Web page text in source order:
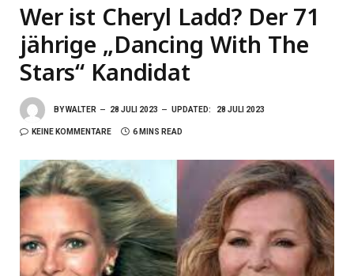
Wer ist Cheryl Ladd? Der 71
jährige „Dancing With The
Stars“ Kandidat
BYWALTER 28 JULI 2023 UPDATED: 28 JULI 2023
KEINE KOMMENTARE 6 MINS READ